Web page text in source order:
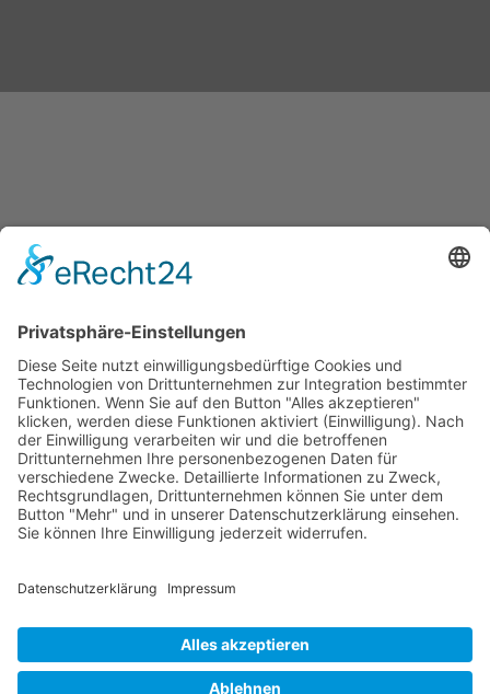
Zurück zu den Hauptabschnitten
Schweriner Segler-Verein von 1894 e.V.
Folgen
Folgen